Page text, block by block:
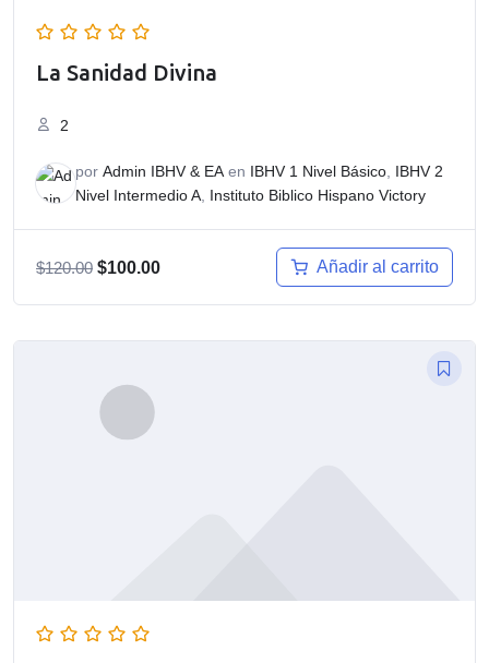
La Sanidad Divina
2
por Admin IBHV & EA en IBHV 1 Nivel Básico IBHV 2
Nivel Intermedio A Instituto Biblico Hispano Victory
$120.00 El
$100.00El
Añadir al carrito